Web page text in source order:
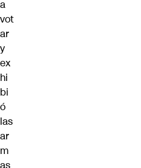
a
vot
ar
y
ex
hi
bi
ó
las
ar
m